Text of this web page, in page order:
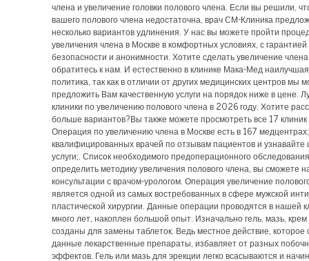
члена и увеличение головки полового члена. Если вы решили,
вашего полового члена недостаточна, врач СМ-Клиника
несколько вариантов удлинения. У нас вы можете пройти
увеличения члена в Москве в комфортных условиях, с гарантией
безопасности и анонимности. Хотите сделать увеличение
обратитесь к нам. И естественно в клинике Мака-Мед
политика, так как в отличии от других медицинских центров мы
предложить Вам качественную услуги на порядок ниже в цене.
клиники по увеличению полового члена в 2026 году. Хотите
больше вариантов?Вы также можете просмотреть все 17
Операция по увеличению члена в Москве есть в 167
квалифицированных врачей по отзывам пациентов и узнавайте
услуги;. Список необходимого предоперационного
определить методику увеличения полового члена, вы сможете
консультации с врачом-урологом. Операция увеличение
является одной из самых востребованных в сфере мужской
пластической хирургии. Данные операции проводятся в нашей
много лет, накоплен большой опыт. Изначально гель, мазь,
созданы для замены таблеток. Ведь местное действие, которое
данные лекарственные препараты, избавляет от разных
эффектов. Гель или мазь для эрекции легко всасываются и